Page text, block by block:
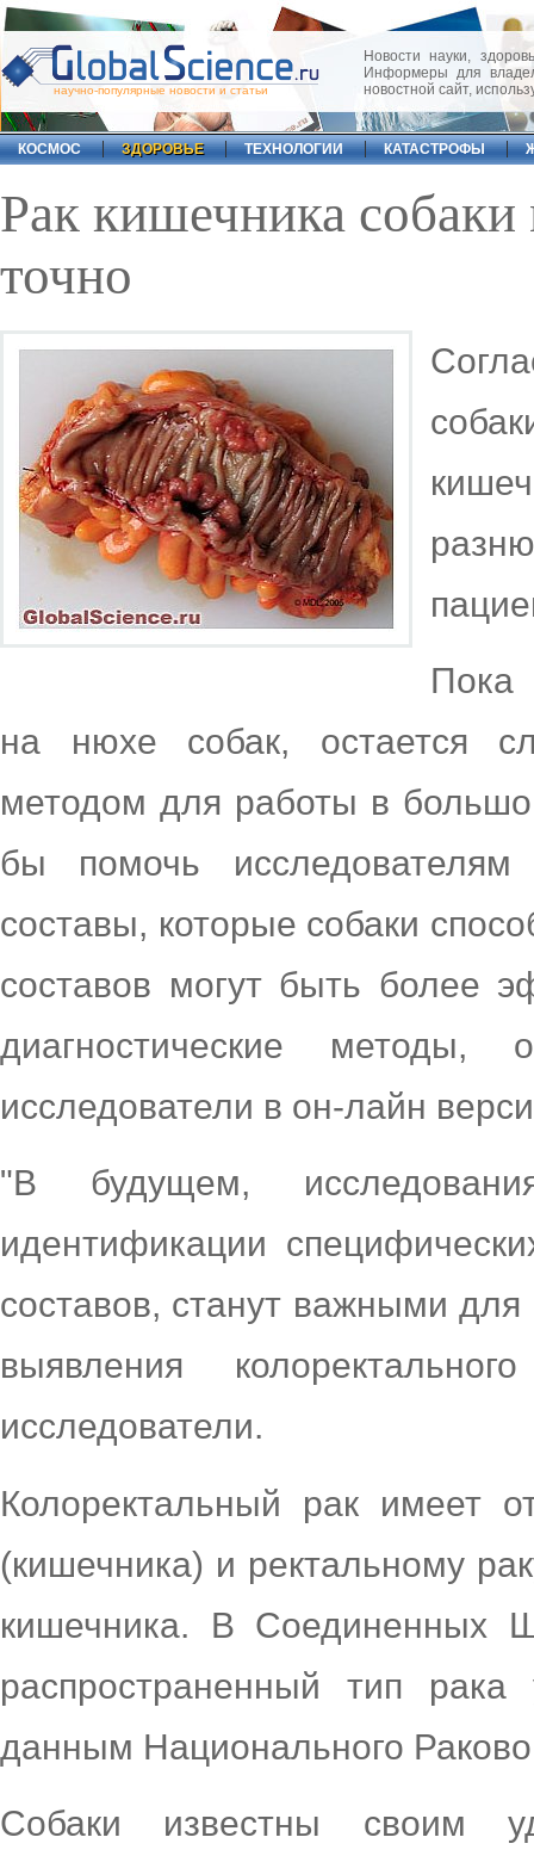
научно-популярные новости и статьи
Новости науки,
Информеры для
новостной сайт,
КОСМОС ЗДОРОВЬЕ ТЕХНОЛОГИИ КАТАСТРОФЫ
Рак кишечника собаки
точно
Пока
на нюхе собак, остается
методом для работы в
бы помочь исследователям
составы, которые собаки
составов могут быть более
диагностические
исследователи в он-лайн
"В будущем,
идентификации
составов, станут важными
выявления
исследователи.
Колоректальный рак имеет
(кишечника) и ректальному
кишечника. В Соединенных
распространенный тип
данным Национального
Собаки известны своим